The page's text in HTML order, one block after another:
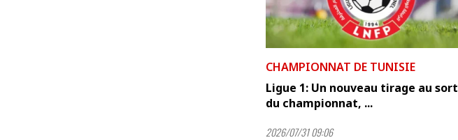
CHAMPIONNAT DE TUNISIE
Ligue 1: Un nouveau tirage au sort
du championnat, ...
2026/07/31 09:06